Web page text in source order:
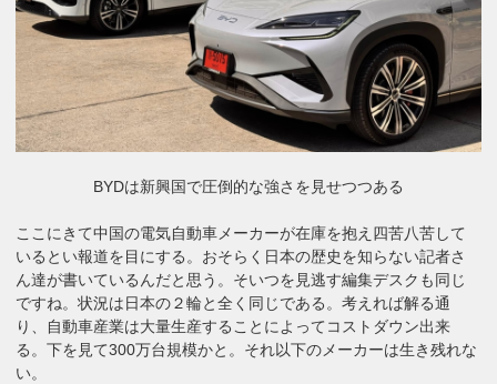
BYDは新興国で圧倒的な強さを見せつつある
ここにきて中国の電気自動車メーカーが在庫を抱え四苦八苦して
いるとい報道を目にする。おそらく日本の歴史を知らない記者さ
ん達が書いているんだと思う。そいつを見逃す編集デスクも同じ
ですね。状況は日本の２輪と全く同じである。考えれば解る通
り、自動車産業は大量生産することによってコストダウン出来
る。下を見て300万台規模かと。それ以下のメーカーは生き残れな
い。